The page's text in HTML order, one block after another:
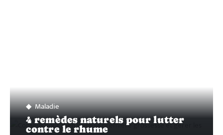
Maladie
4 remèdes naturels pour lutter
contre le rhume